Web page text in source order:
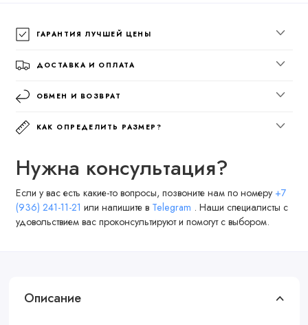
ГАРАНТИЯ ЛУЧШЕЙ ЦЕНЫ
ДОСТАВКА И ОПЛАТА
ОБМЕН И ВОЗВРАТ
КАК ОПРЕДЕЛИТЬ РАЗМЕР?
Нужна консультация?
Если у вас есть какие-то вопросы, позвоните нам по номеру +7
(936) 241-11-21 или напишите в Telegram . Наши специалисты с
удовольствием вас проконсультируют и помогут с выбором.
Описание